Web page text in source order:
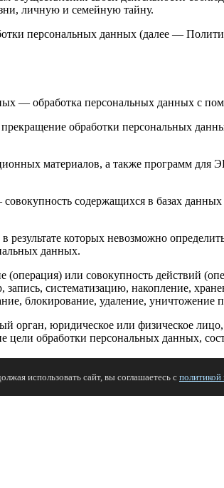
личную и семейную тайну.
персональных данных (далее —
— обработка персональных данных с
обработки персональных
материалов, а также программ для
содержащихся в базах
которых невозможно
данных.
или совокупность действий
систематизацию, накопление,
блокирование, удаление, уничтожение
орган, юридическое или физическое
цели обработки персональных данных,
прямо или косвенно к определенному
данных для распространения, —
использовать сайт, вы соглашаетесь с политикой